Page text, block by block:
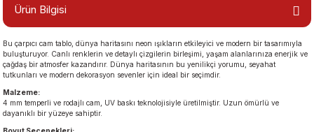
Manzaraları
Ürün Bilgisi
Bu çarpıcı cam tablo, dünya haritasını neon ışıkların etkileyici ve modern bir tasarımıyla
buluşturuyor. Canlı renklerin ve detaylı çizgilerin birleşimi, yaşam alanlarınıza enerjik ve
çağdaş bir atmosfer kazandırır. Dünya haritasının bu yenilikçi yorumu, seyahat
tutkunları ve modern dekorasyon sevenler için ideal bir seçimdir.
Malzeme:
4 mm temperli ve rodajlı cam, UV baskı teknolojisiyle üretilmiştir. Uzun ömürlü ve
dayanıklı bir yüzeye sahiptir.